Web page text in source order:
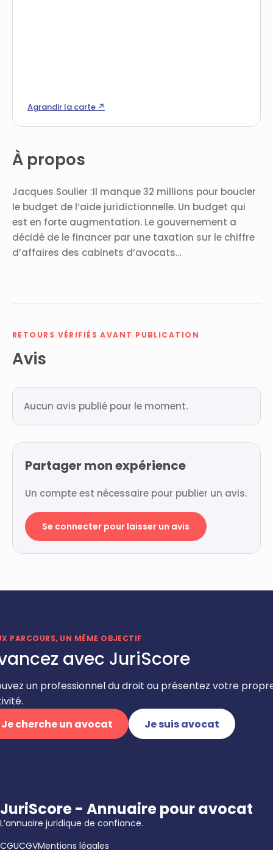
À propos
Jacques Soulier :Il manque 32 millions pour boucler
le budget de l’aide juridictionnelle. Un budget qui
est en forte augmentation. Le gouvernement a
décidé de le financer par une taxation sur le chiffre
d’affaires des cabinets d’avocats…
RETOURS VÉRIFIÉS AVANT PUBLICATION
Avis
Aucun avis publié pour le moment.
Partager mon expérience
Un compte est nécessaire pour publier un avis.
Se connecter pour laisser un avis
Agrandir la carte ↗
PARCOURS, UN MÊME OBJECTIF
avec JuriScore
un professionnel du droit ou présentez votre
Je cherche un avocat
Je suis avocat
JuriScore - Annuaire pour avocat
L’annuaire juridique de confiance.
CGUCGVMentions légales